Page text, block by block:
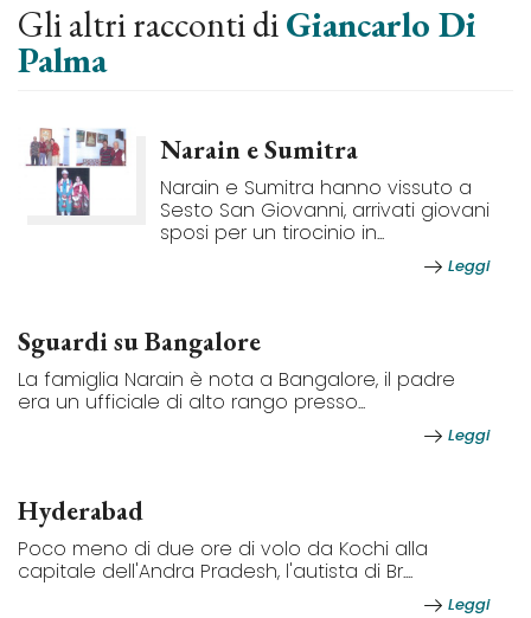
Gli altri racconti diGiancarlo Di
Palma
Narain e Sumitra
Narain e Sumitra hanno vissuto a
Sesto San Giovanni, arrivati giovani
sposi per un tirocinio in...
Leggi
Sguardi su Bangalore
La famiglia Narain è nota a Bangalore, il padre
era un ufficiale di alto rango presso...
Leggi
Hyderabad
Poco meno di due ore di volo da Kochi alla
capitale dell'Andra Pradesh, l'autista di Br....
Leggi